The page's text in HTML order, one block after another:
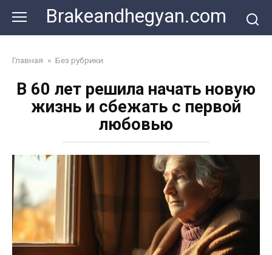
content
Brakeandhegyan.com
Главная » Без рубрики
В 60 лет решила начать новую
жизнь и сбежать с первой
любовью